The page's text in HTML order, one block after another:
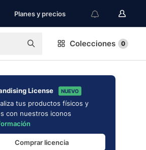
Planes y precios
Colecciones 0
License NUEVO
tus productos físicos y
con nuestros iconos
Comprar licencia